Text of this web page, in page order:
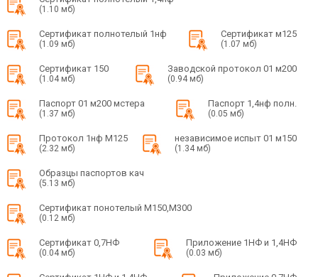
(1.10 мб)
Сертификат полнотелый 1нф
(1.09 мб)
Сертификат м125
(1.07 мб)
Сертификат 150
(1.04 мб)
Заводской протокол 01 м200
(0.94 мб)
Паспорт 01 м200 мстера
(1.37 мб)
Паспорт 1,4нф полн.
(0.05 мб)
Протокол 1нф М125
(2.32 мб)
независимое испыт 01 м150
(1.34 мб)
Образцы паспортов кач
(5.13 мб)
Сертификат понотелый М150,М300
(0.12 мб)
Сертификат 0,7НФ
(0.04 мб)
Приложение 1НФ и 1,4НФ
(0.03 мб)